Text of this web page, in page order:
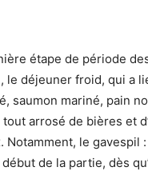
étape de période
le déjeuner froid, qui a
saumon mariné, pain
arrosé de bières et
Notamment, le gavespil
de la partie, dès